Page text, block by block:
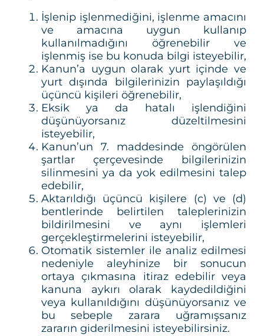
İşlenip işlenmediğini, işlenme amacını
ve amacına uygun kullanıp
kullanılmadığını öğrenebilir ve
işlenmiş ise bu konuda bilgi isteyebilir,
Kanun’a uygun olarak yurt içinde ve
yurt dışında bilgilerinizin paylaşıldığı
üçüncü kişileri öğrenebilir,
Eksik ya da hatalı işlendiğini
düşünüyorsanız düzeltilmesini
isteyebilir,
Kanun’un 7. maddesinde öngörülen
şartlar çerçevesinde bilgilerinizin
silinmesini ya da yok edilmesini talep
edebilir,
Aktarıldığı üçüncü kişilere (c) ve (d)
bentlerinde belirtilen taleplerinizin
bildirilmesini ve aynı işlemleri
gerçekleştirmelerini isteyebilir,
Otomatik sistemler ile analiz edilmesi
nedeniyle aleyhinize bir sonucun
ortaya çıkmasına itiraz edebilir veya
kanuna aykırı olarak kaydedildiğini
veya kullanıldığını düşünüyorsanız ve
bu sebeple zarara uğramışsanız
zararın giderilmesini isteyebilirsiniz.